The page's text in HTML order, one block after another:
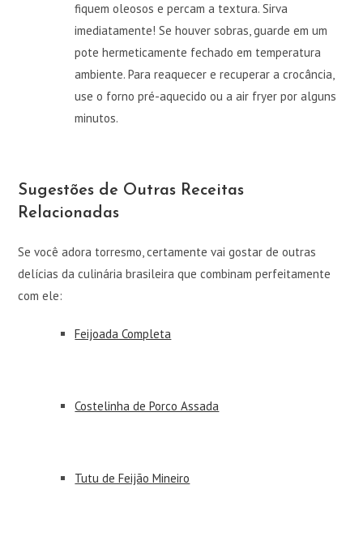
fiquem oleosos e percam a textura. Sirva
imediatamente! Se houver sobras, guarde em um
pote hermeticamente fechado em temperatura
ambiente. Para reaquecer e recuperar a crocância,
use o forno pré-aquecido ou a air fryer por alguns
minutos.
Sugestões de Outras Receitas
Relacionadas
Se você adora torresmo, certamente vai gostar de outras
delícias da culinária brasileira que combinam perfeitamente
com ele:
Feijoada Completa
Costelinha de Porco Assada
Tutu de Feijão Mineiro